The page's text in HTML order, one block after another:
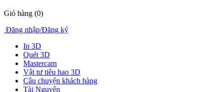
Giỏ hàng (0)
Đăng nhập/Đăng ký
In 3D
Quét 3D
Mastercam
Vật tư tiêu hao 3D
Câu chuyện khách hàng
Tài Nguyên